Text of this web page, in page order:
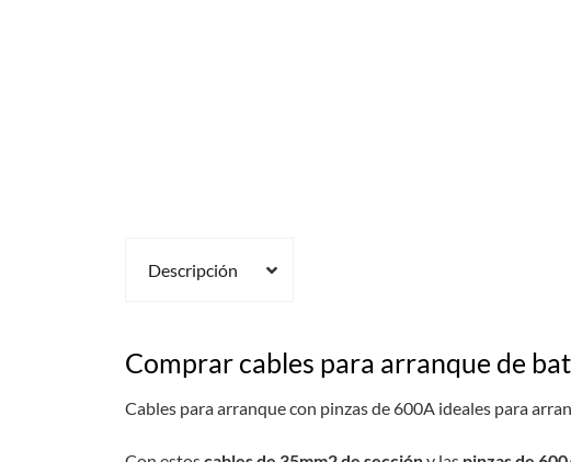
Descripción
Comprar cables para arranque de
Cables para arranque con pinzas de 600A ideales para